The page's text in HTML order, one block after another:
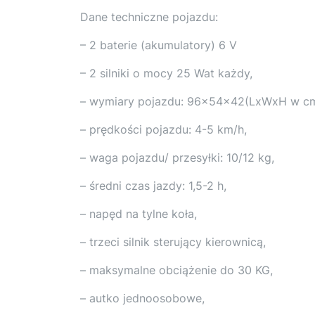
Dane techniczne pojazdu:
– 2 baterie (akumulatory) 6 V
– 2 silniki o mocy 25 Wat każdy,
– wymiary pojazdu: 96x54x42(LxWxH w
– prędkości pojazdu: 4-5 km/h,
– waga pojazdu/ przesyłki: 10/12 kg,
– średni czas jazdy: 1,5-2 h,
– napęd na tylne koła,
– trzeci silnik sterujący kierownicą,
– maksymalne obciążenie do 30 KG,
– autko jednoosobowe,